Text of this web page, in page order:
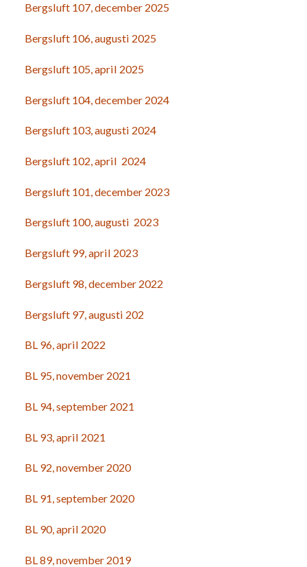
Bergsluft 107, december 2025
Bergsluft 106, augusti 2025
Bergsluft 105, april 2025
Bergsluft 104, december 2024
Bergsluft 103, augusti 2024
Bergsluft 102, april 2024
Bergsluft 101, december 2023
Bergsluft 100, augusti 2023
Bergsluft 99, april 2023
Bergsluft 98, december 2022
Bergsluft 97, augusti 202
BL 96, april 2022
BL 95, november 2021
BL 94, september 2021
BL 93, april 2021
BL 92, november 2020
BL 91, september 2020
BL 90, april 2020
BL 89, november 2019